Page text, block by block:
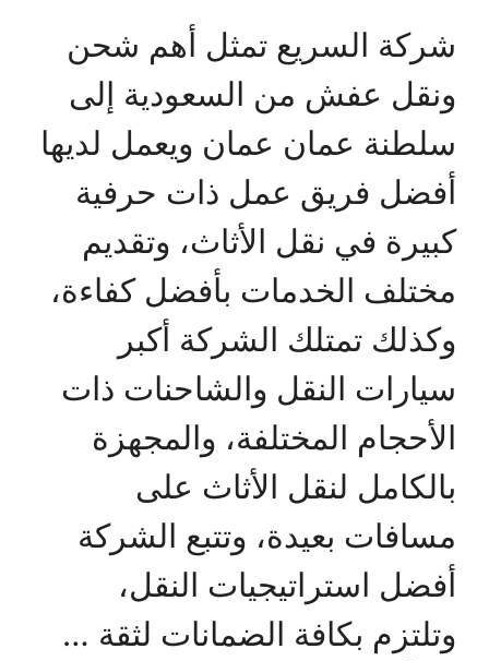
شركة السريع تمثل أهم شحن
ونقل عفش من السعودية إلى
سلطنة عمان عمان ويعمل لديها
أفضل فريق عمل ذات حرفية
كبيرة في نقل الأثاث، وتقديم
مختلف الخدمات بأفضل كفاءة،
وكذلك تمتلك الشركة أكبر
سيارات النقل والشاحنات ذات
الأحجام المختلفة، والمجهزة
بالكامل لنقل الأثاث على
مسافات بعيدة، وتتبع الشركة
أفضل استراتيجيات النقل،
وتلتزم بكافة الضمانات لثقة …